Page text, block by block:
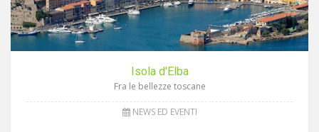
Isola d'Elba
Fra le bellezze toscane
NEWS ED EVENTI